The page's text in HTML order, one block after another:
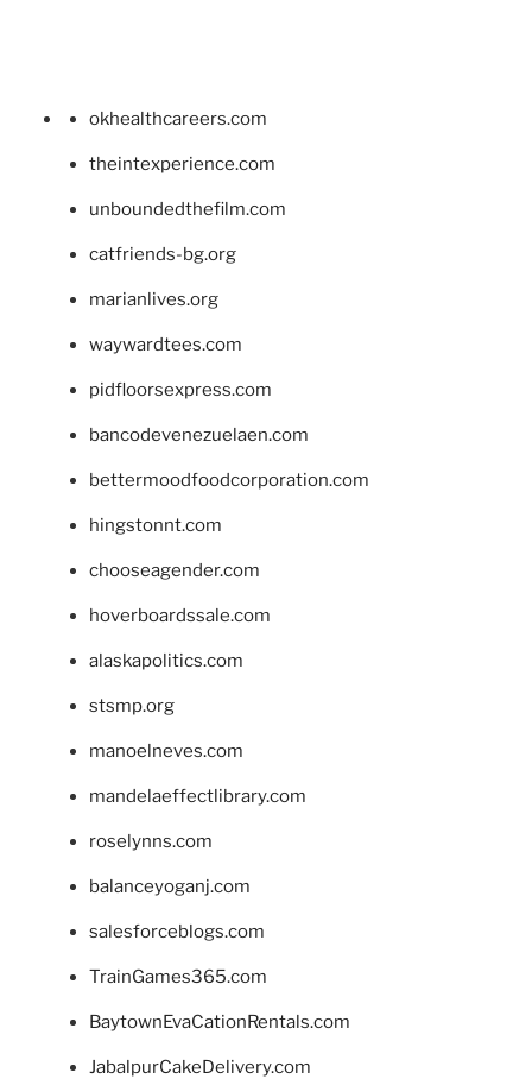
okhealthcareers.com
theintexperience.com
unboundedthefilm.com
catfriends-bg.org
marianlives.org
waywardtees.com
pidfloorsexpress.com
bancodevenezuelaen.com
bettermoodfoodcorporation.com
hingstonnt.com
chooseagender.com
hoverboardssale.com
alaskapolitics.com
stsmp.org
manoelneves.com
mandelaeffectlibrary.com
roselynns.com
balanceyoganj.com
salesforceblogs.com
TrainGames365.com
BaytownEvaCationRentals.com
JabalpurCakeDelivery.com